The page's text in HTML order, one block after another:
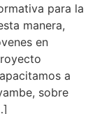
para la
manera,
en
a
sobre